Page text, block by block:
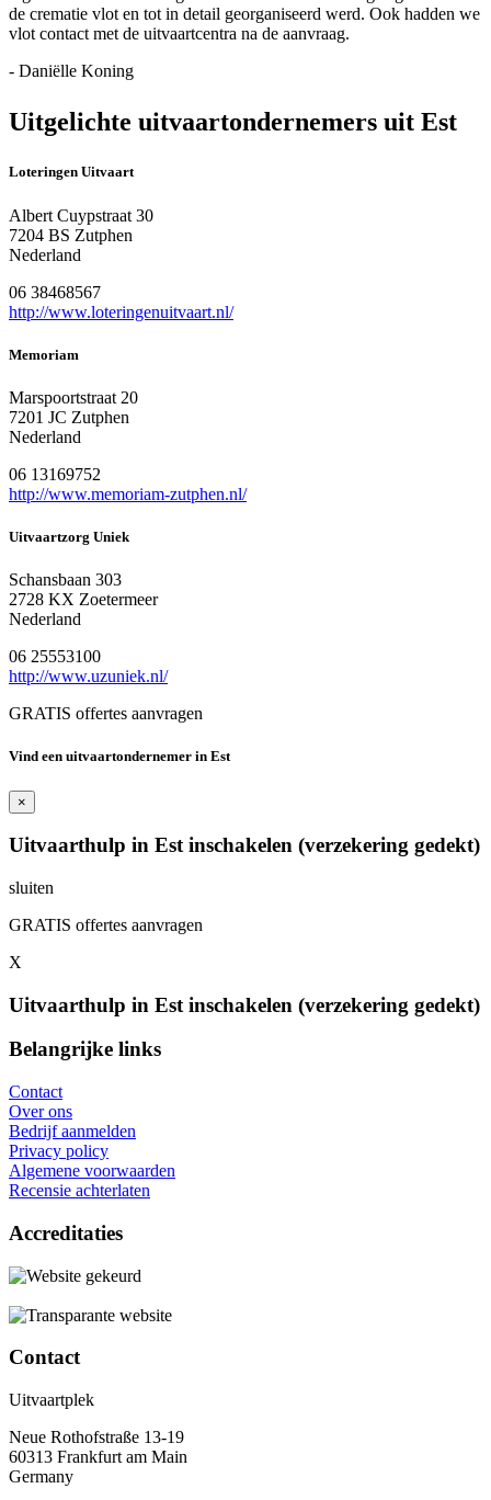
de crematie vlot en tot in detail georganiseerd werd. Ook hadden we
vlot contact met de uitvaartcentra na de aanvraag.
- Daniëlle Koning
Uitgelichte uitvaartondernemers uit Est
Loteringen Uitvaart
Albert Cuypstraat 30
7204 BS Zutphen
Nederland
06 38468567
http://www.loteringenuitvaart.nl/
Memoriam
Marspoortstraat 20
7201 JC Zutphen
Nederland
06 13169752
http://www.memoriam-zutphen.nl/
Uitvaartzorg Uniek
Schansbaan 303
2728 KX Zoetermeer
Nederland
06 25553100
http://www.uzuniek.nl/
GRATIS offertes aanvragen
Vind een uitvaartondernemer in Est
×
Uitvaarthulp in Est inschakelen (verzekering gedekt)
sluiten
GRATIS offertes aanvragen
X
Uitvaarthulp in Est inschakelen (verzekering gedekt)
Belangrijke links
Contact
Over ons
Bedrijf aanmelden
Privacy policy
Algemene voorwaarden
Recensie achterlaten
Accreditaties
Contact
Uitvaartplek
Neue Rothofstraße 13-19
60313 Frankfurt am Main
Germany